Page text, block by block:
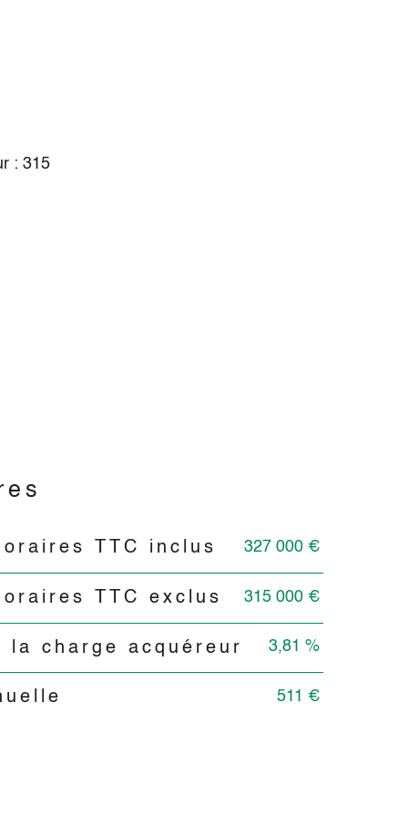
: 315
TTC inclus 327 000 €
TTC exclus 315 000 €
la charge acquéreur 3,81 %
511 €